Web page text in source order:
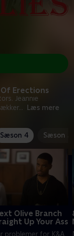
Of Erections
Jeannie
... Læs mere
Sæson 4 Sæson 5
Olive Branch
Up Your Ass
problemer for K&A